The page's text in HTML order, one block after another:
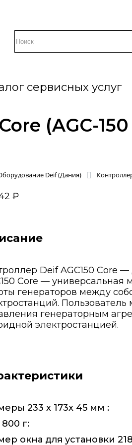
сервисных услуг
(AGC-
Deif (Дания)
₽
Deif AGC150 Core
Core —
генераторов между
генераторным
электростанцией.
233 x 173x 45 мм :
г:
окна для установки